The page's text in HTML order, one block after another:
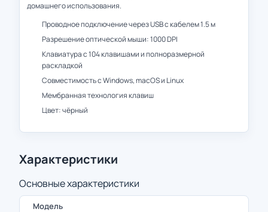
домашнего использования.
Проводное подключение через USB с кабелем 1.5 м
Разрешение оптической мыши: 1000 DPI
Клавиатура с 104 клавишами и полноразмерной
раскладкой
Совместимость с Windows, macOS и Linux
Мембранная технология клавиш
Цвет: чёрный
Характеристики
Основные характеристики
Модель